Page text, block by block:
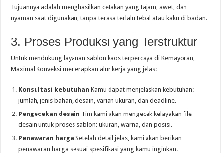
Tujuannya adalah menghasilkan cetakan yang tajam, awet, dan
nyaman saat digunakan, tanpa terasa terlalu tebal atau kaku di badan.
3. Proses Produksi yang Terstruktur
Untuk mendukung layanan sablon kaos terpercaya di Kemayoran,
Maximal Konveksi menerapkan alur kerja yang jelas:
Konsultasi kebutuhan Kamu dapat menjelaskan kebutuhan:
jumlah, jenis bahan, desain, varian ukuran, dan deadline.
Pengecekan desain Tim kami akan mengecek kelayakan file
desain untuk proses sablon: ukuran, warna, dan posisi.
Penawaran harga Setelah detail jelas, kami akan berikan
penawaran harga sesuai spesifikasi yang kamu inginkan.